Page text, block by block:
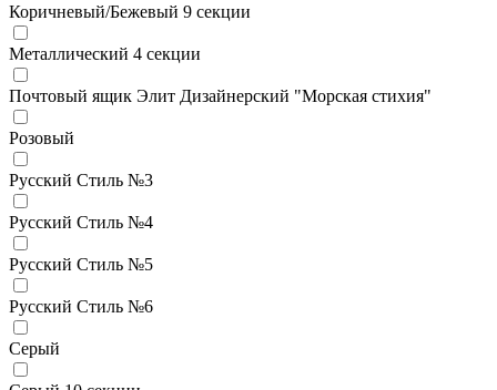
Коричневый/Бежевый 9 секции
Металлический 4 секции
Почтовый ящик Элит Дизайнерский "Морская стихия"
Розовый
Русский Стиль №3
Русский Стиль №4
Русский Стиль №5
Русский Стиль №6
Серый